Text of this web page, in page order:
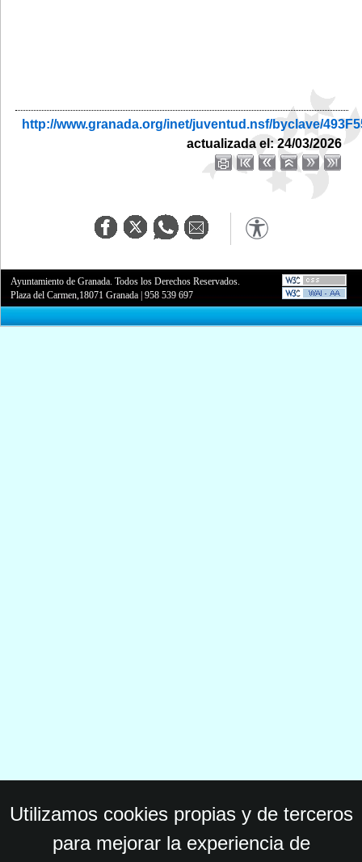
http://www.granada.org/inet/juventud.nsf/byclave/
actualizada el: 24/03/2026
Ayuntamiento de Granada. Todos los Derechos Reservados.
Plaza del Carmen,18071 Granada |958 539 697
Utilizamos cookies propias y de terceros
para mejorar la experiencia de